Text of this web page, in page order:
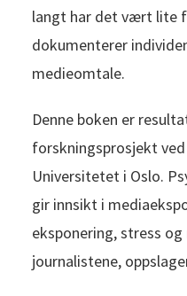
langt har det vært lite
dokumenterer
medieomtale.
Denne boken er
forskningsprosjekt
Universitetet i Oslo.
gir innsikt i
eksponering, stress
journalistene,